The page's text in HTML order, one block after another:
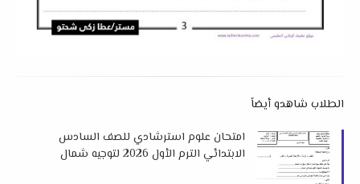
الطلاب شاهدو أيضاً
امتحان علوم استرشادي للصف السادس
الابتدائي الترم الأول 2026 لتوجيه شمال